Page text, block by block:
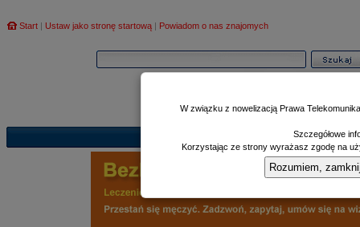
Start | Ustaw jako stronę startową | Powiadom o nas znajomych
Poczekalnia|
W związku z nowelizacją Prawa
Szczegółowe
Korzystając ze strony wyrażasz zgodę na
Rozumiem,